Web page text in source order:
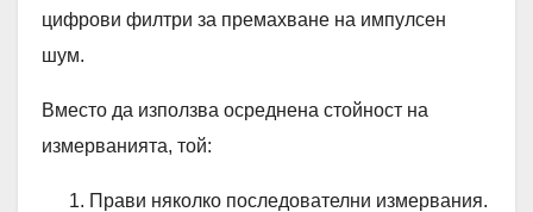
цифрови филтри за премахване на импулсен
шум.
Вместо да използва осреднена стойност на
измерванията, той:
Прави няколко последователни измервания.